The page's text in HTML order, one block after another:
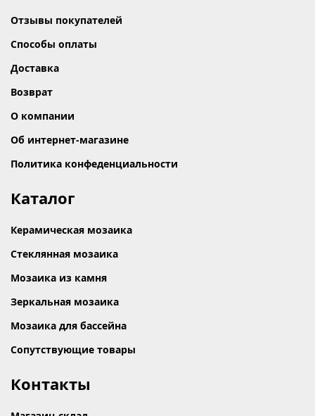
Отзывы покупателей
Способы оплаты
Доставка
Возврат
О компании
Об интернет-магазине
Политика конфеденциальности
Каталог
Керамическая мозаика
Стеклянная мозаика
Мозаика из камня
Зеркальная мозаика
Мозаика для бассейна
Сопутствующие товары
Контакты